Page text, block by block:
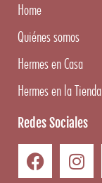
Home
Quiénes somos
Hermes en Casa
Hermes en la Tienda
Redes Sociales